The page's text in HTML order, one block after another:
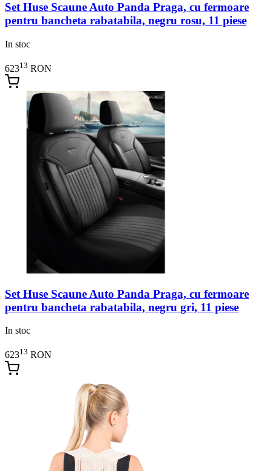
Set Huse Scaune Auto Panda Praga, cu fermoare
pentru bancheta rabatabila, negru rosu, 11 piese
In stoc
62313 RON
Set Huse Scaune Auto Panda Praga, cu fermoare
pentru bancheta rabatabila, negru gri, 11 piese
In stoc
62313 RON